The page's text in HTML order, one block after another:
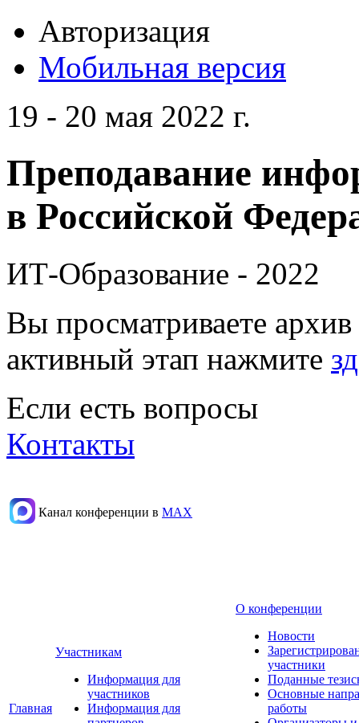
Авторизация
Мобильная версия
19 - 20 мая 2022 г.
Преподавание
в Российской
ИТ-Образование - 2022
Вы просматриваете
активный этап нажмите
Если есть вопросы
Контакты
Канал конференции в МАХ
Главная
Участникам
Информация для
участников
Информация для
О конференции
Новости
участники
Поданные
Основные
работы